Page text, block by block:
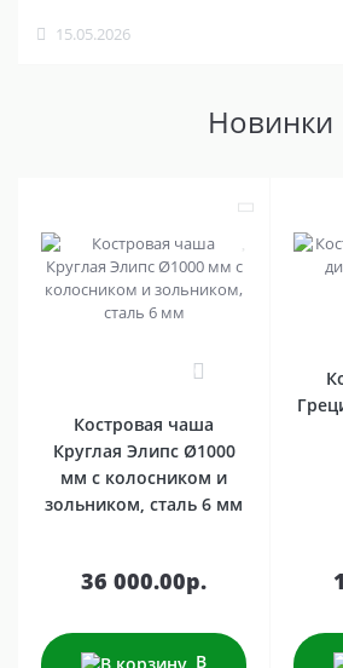
15.05.2026
Новинки
Костровая чаша
Круглая Элипс Ø1000
мм с колосником и
зольником, сталь 6 мм
36 000.00р.
В